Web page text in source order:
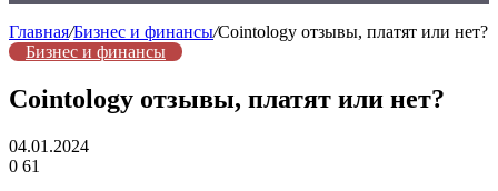
Главная/Бизнес и финансы/Cointology отзывы, платят или нет?
Бизнес и финансы
Cointology отзывы, платят или нет?
04.01.2024
0 61